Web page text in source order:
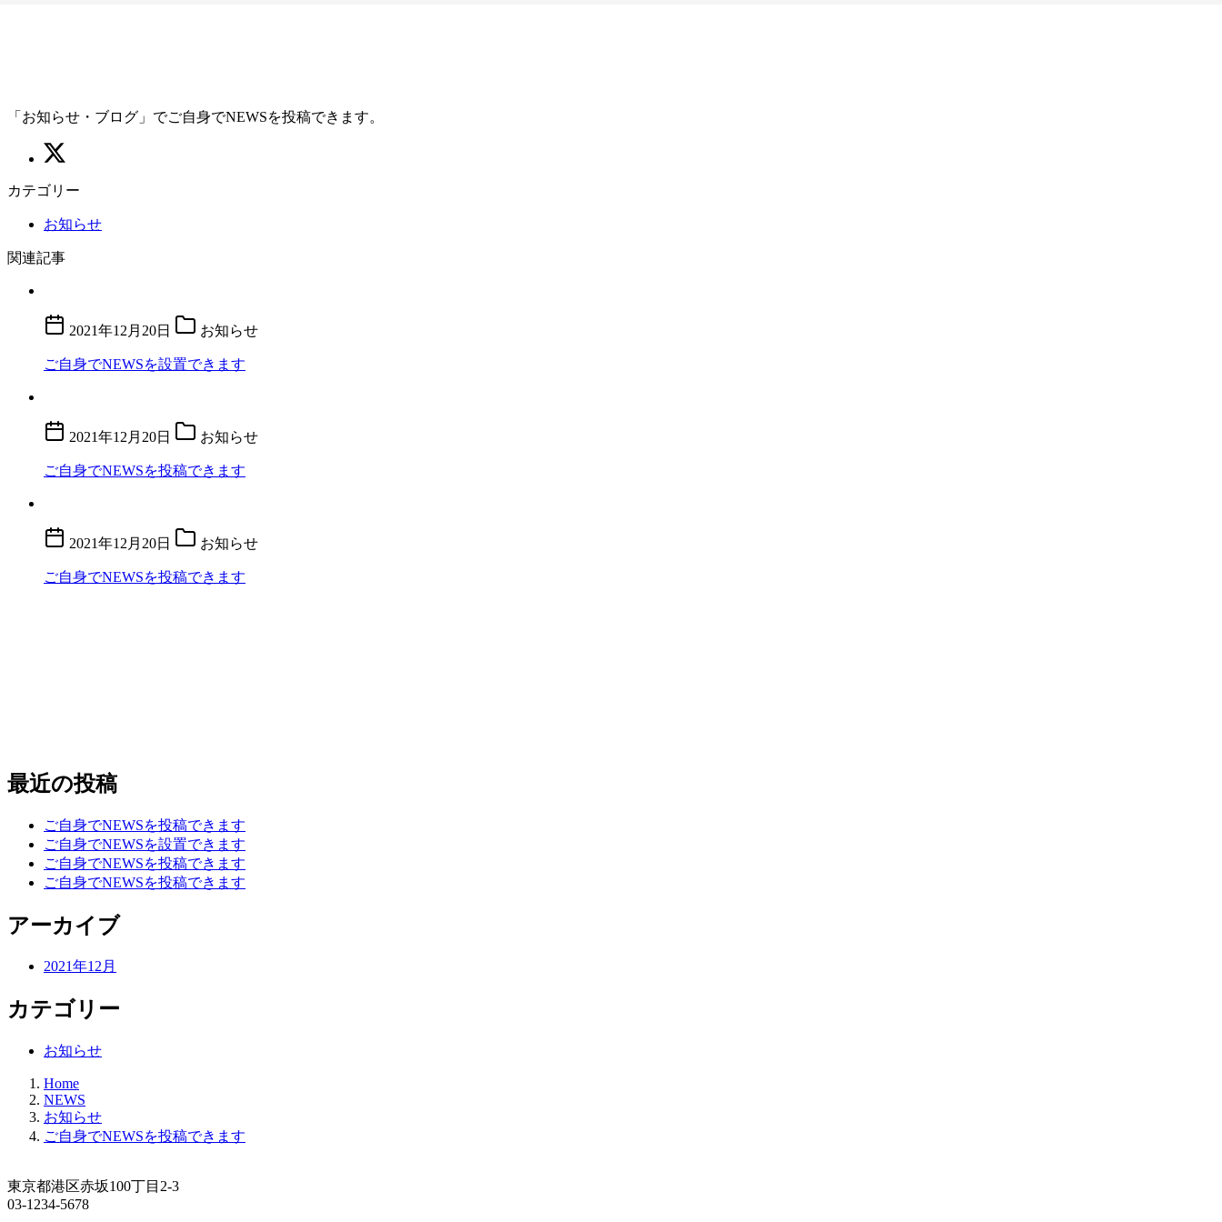
「お知らせ・ブログ」でご自身でNEWSを投稿できます。
カテゴリー
お知らせ
関連記事
2021年12月20日 お知らせ
ご自身でNEWSを設置できます
2021年12月20日 お知らせ
ご自身でNEWSを投稿できます
2021年12月20日 お知らせ
ご自身でNEWSを投稿できます
最近の投稿
ご自身でNEWSを投稿できます
ご自身でNEWSを設置できます
ご自身でNEWSを投稿できます
ご自身でNEWSを投稿できます
アーカイブ
2021年12月
カテゴリー
お知らせ
Home
NEWS
お知らせ
ご自身でNEWSを投稿できます
東京都港区赤坂100丁目2-3
03-1234-5678